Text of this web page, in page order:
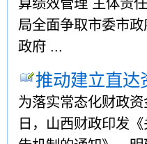
算绩效管理 主体责
局全面争取市委市
政府 ...
推动建立直达
为落实常态化财政
日，山西财政印发